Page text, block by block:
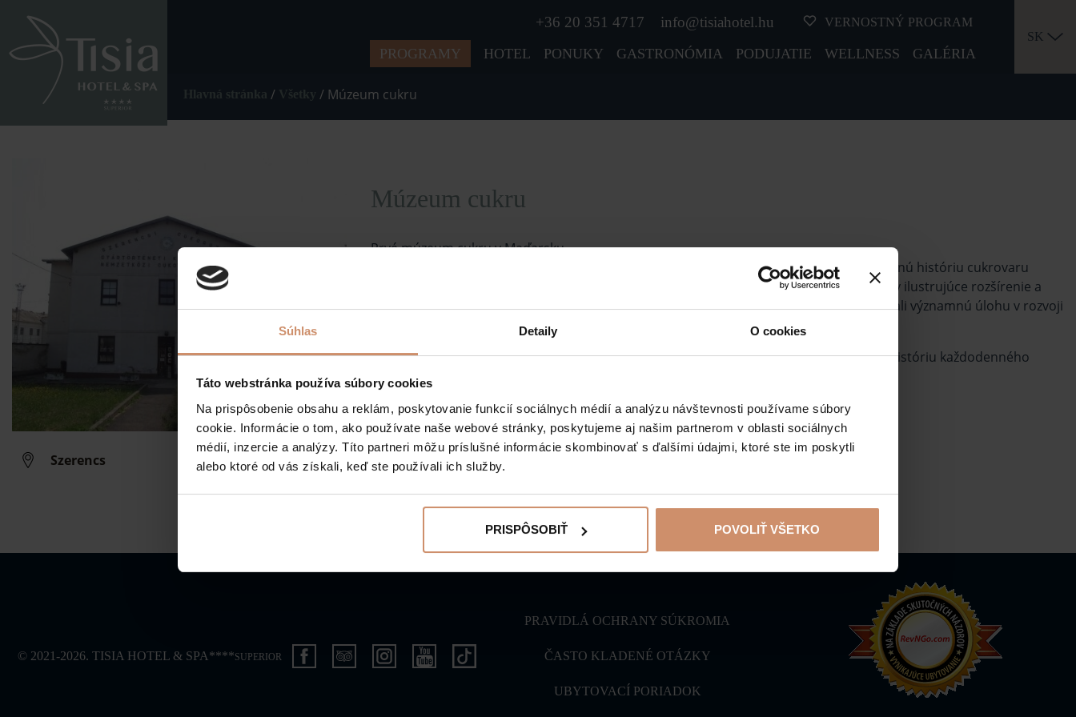
Súhlas Detaily O cookies
Táto webstránka používa súbory cookies
Na prispôsobenie obsahu a reklám, poskytovanie funkcií sociálnych médií a analýzu návštevnosti používame súbory
cookie. Informácie o tom, ako používate naše webové stránky, poskytujeme aj našim partnerom v oblasti sociálnych
médií, inzercie a analýzy. Títo partneri môžu príslušné informácie skombinovať s ďalšími údajmi, ktoré ste im poskytli
alebo ktoré od vás získali, keď ste používali ich služby.
PRISPÔSOBIŤ POVOLIŤ VŠETKO
+36 20 351 4717 info@tisiahotel.hu VERNOSTNÝ PROGRAM
PROGRAMY HOTEL PONUKY GASTRONÓMIA PODUJATIE WELLNESS GALÉRIA
SK
/ / Múzeum cukru
Szerencs
Múzeum cukru
Prvé múzeum cukru v Maďarsku…
Múzeum cukru v Szerencsi je tretím múzeom cukru v Európe, ktoré predstavuje 100-ročnú históriu cukrovaru
Szerencs. V budove bývalých „kasární financov” v areáli továrne si môžete pozrieť panely ilustrujúce rozšírenie a
technológiu výroby cukru, ako aj expozície a vitríny predstavujúce životy ľudí, ktorí zohrali významnú úlohu v rozvoji
Dokumenty, artefakty a fotografie zo zbierky ilustrujú históriu výroby cukru v Serencs, históriu každodenného
života a slávností v továrni.
SPÄŤ NA POZORUHODNOSTI
© 2021-2026. TISIA HOTEL & SPA****SUPERIOR
PRAVIDLÁ OCHRANY SÚKROMIA
ČASTO KLADENÉ OTÁZKY
UBYTOVACÍ PORIADOK